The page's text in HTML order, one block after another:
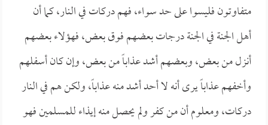
متفاوتون فليسوا على حد سواء، فهم دركات في النار، كما أن
أهل الجنة في الجنة درجات بعضهم فوق بعض، فهؤلاء بعضهم
أنزل من بعض، وبعضهم أشد عذاباً من بعض، وإن كان أسفلهم
وأخفهم عذاباً يرى أنه لا أحد أشد منه عذاباً، ولكن هم في النار
دركات، ومعلوم أن من كفر ولم يحصل منه إيذاء للمسلمين فهو